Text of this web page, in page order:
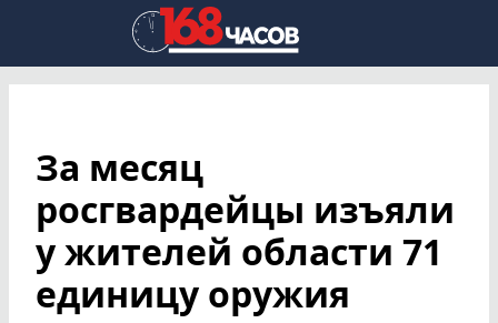
За месяц
росгвардейцы изъяли
у жителей области 71
единицу оружия